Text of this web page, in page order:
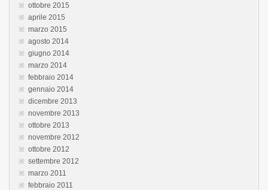
ottobre 2015
aprile 2015
marzo 2015
agosto 2014
giugno 2014
marzo 2014
febbraio 2014
gennaio 2014
dicembre 2013
novembre 2013
ottobre 2013
novembre 2012
ottobre 2012
settembre 2012
marzo 2011
febbraio 2011